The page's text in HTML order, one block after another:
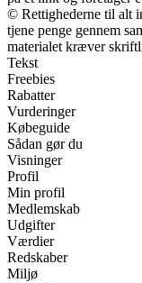
© Rettighederne til alt
tjene penge gennem
materialet kræver
Tekst
Freebies
Rabatter
Vurderinger
Købeguide
Sådan gør du
Visninger
Profil
Min profil
Medlemskab
Udgifter
Værdier
Redskaber
Miljø